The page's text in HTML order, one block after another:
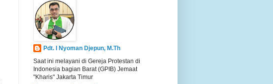
Pdt. I Nyoman Djepun, M.Th
Saat ini melayani di Gereja Protestan di
Indonesia bagian Barat (GPIB) Jemaat
"Kharis" Jakarta Timur